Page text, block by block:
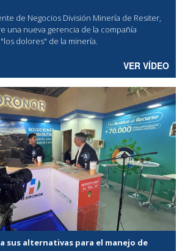
de Negocios División Minería de Resiter,
una nueva gerencia de la compañía
dolores" de la minería.
VER VÍDEO
sus alternativas para el manejo de